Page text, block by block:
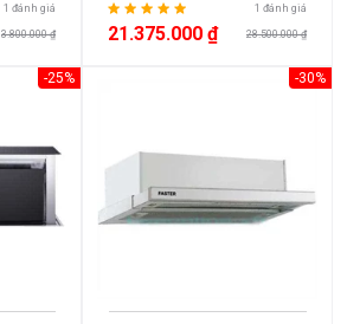
1 đánh giá
3.800.000 ₫
1 đánh giá
21.375.000 ₫ 28.500.000 ₫
-25% -30%